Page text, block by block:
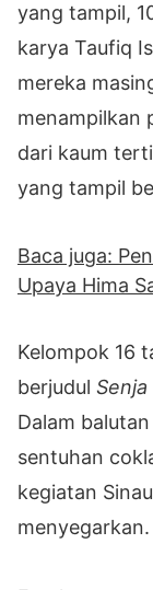
yang tampil,
karya Taufiq
mereka
menampilkan
dari kaum
yang tampil
Baca juga:
Upaya Hima
Kelompok 16
berjudul Senja
Dalam
sentuhan
kegiatan
menyegarkan.